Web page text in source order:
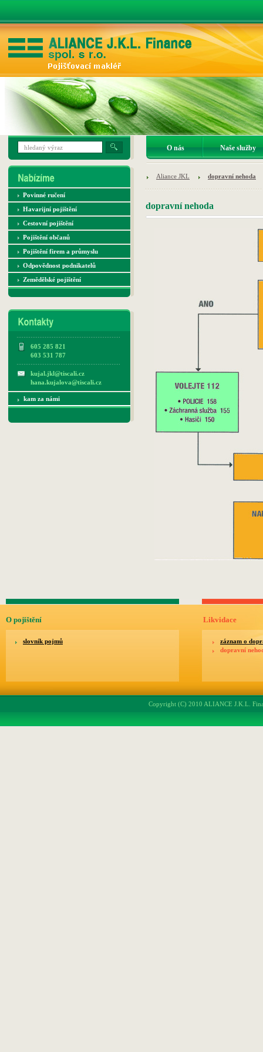
Aliance JKL dopravní nehoda
dopravní nehoda
Povinné ručení
Havarijní pojištění
Cestovní pojištění
Pojištění občanů
Pojištění firem a průmyslu
Odpovědnost podnikatelů
Zemědělské pojištění
605 285 821
603 531 787
kujal.jkl@tiscali.cz
hana.kujalova@tiscali.cz
kam za námi
O nás Naše služby
O pojištění
slovník pojmů
Likvidace
záznam o
dopravní
Copyright (C) 2010 ALIANCE J.K.L.